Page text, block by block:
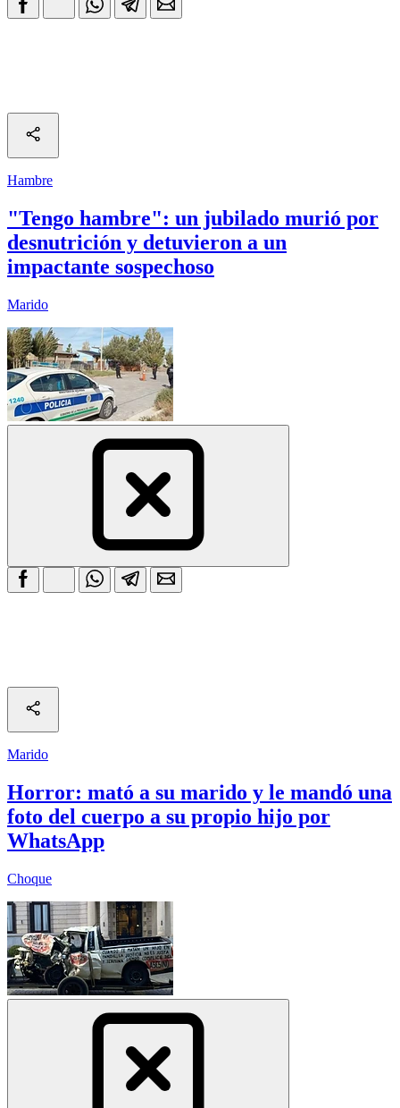
Hambre
"Tengo hambre": un jubilado murió por
desnutrición y detuvieron a un
impactante sospechoso
Marido
Marido
Horror: mató a su marido y le mandó una
foto del cuerpo a su propio hijo por
WhatsApp
Choque